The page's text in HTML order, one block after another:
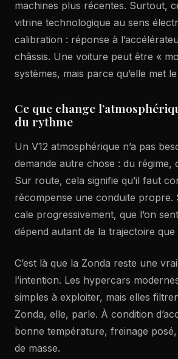
machines plus récentes. Surtout,
vitrine technologique au sens
calibration : réponse à
châssis. Une voiture peut être «
systèmes, mais parce qu’elle met
Ce que change
du rythme
Un V12 atmosphérique n’a pas
demande autre chose : du
Sur route, cela signifie qu’il faut
récompense une conduite
cale progressivement, que l’on
dépend autant de la trajectoire
C’est là que la Zonda reste une
l’intention. Les hypercars
simples à exploiter, mais elles
Zonda, elle, parle. À condition
bonne température, freinage
de masse.